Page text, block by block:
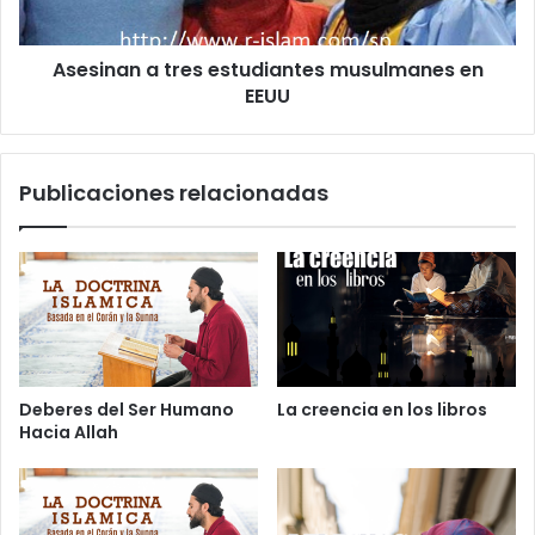
o
Asesinan a tres estudiantes musulmanes en
EEUU
Publicaciones relacionadas
Deberes del Ser Humano
Hacia Allah
La creencia en los libros